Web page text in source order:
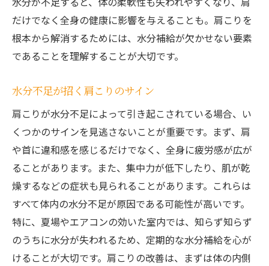
だけでなく全身の健康に影響を与えることも。肩こりを
根本から解消するためには、水分補給が欠かせない要素
であることを理解することが大切です。
水分不足が招く肩こりのサイン
肩こりが水分不足によって引き起こされている場合、い
くつかのサインを見逃さないことが重要です。まず、肩
や首に違和感を感じるだけでなく、全身に疲労感が広が
ることがあります。また、集中力が低下したり、肌が乾
燥するなどの症状も見られることがあります。これらは
すべて体内の水分不足が原因である可能性が高いです。
特に、夏場やエアコンの効いた室内では、知らず知らず
のうちに水分が失われるため、定期的な水分補給を心が
けることが大切です。肩こりの改善は、まずは体の内側